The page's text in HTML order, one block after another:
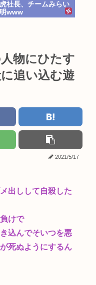
社長、チームみらい
www
物にひたす
追い込む遊
2021/5/17
出しして自殺した
けで
込んでそいつを悪
死ぬようにするん